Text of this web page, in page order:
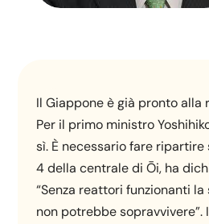
Il Giappone è già pronto alla
Per il primo ministro
sì. È necessario fare
4 della centrale di Ōi, ha
“Senza reattori funzionanti
non potrebbe sopravvivere”.